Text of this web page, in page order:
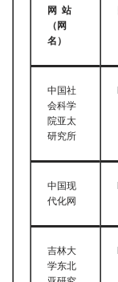
网 站
（网
名）
中国社
会科学
院亚太
研究所
中国现
代化网
吉林大
学东北